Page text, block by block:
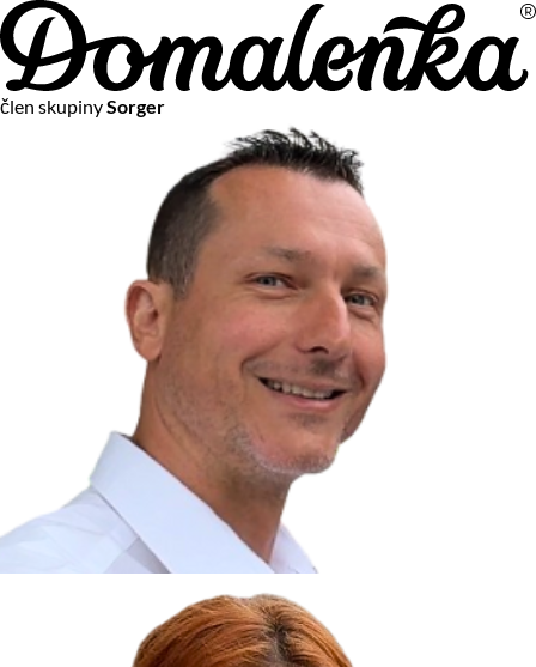
člen skupinySorger
Na vašom súkromí nám záleží
Chceme vám neustále poskytovať tie najlepšie služby.
Vzhľadom k platnej legislatíve od vás ale potrebujeme súhlas
s používaním súborov cookies.
Viac o personalizácii a meraní
Aby sme vedeli, čo sa deje na webových stránkach a aby sme
vám mohli prispôsobiť ponuky na mieru či reklamu,
používame cookies a taktiežslužby spoločnosti Google
Čo sú cookies?
Cookies sú malé textové súbory, ktoré môžu byť používané
webovými stránkami, aby zefektívnili používateľský zážitok.
Vďaka cookies vám môžeme ponúkať služby podľa toho, čo
naozaj hľadáte a chcete nájsť.
Kedykoľvek sa môžete slobodne rozhodnúť, ktoré typy
používania cookies chcete umožniť.
Zákon uvádza, že môžeme ukladať cookies na vašom
zariadení, pokiaľ sú nevyhnutne nutné pre prevádzku tejto
Cookies, ktoré používame